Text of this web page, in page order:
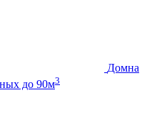
Домна
до 90м3